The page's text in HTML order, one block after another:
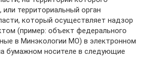
территориальный орган
который осуществляет надзор
(пример: объект федерального
в Минэкологии МО) в электронном
бумажном носителе в следующие